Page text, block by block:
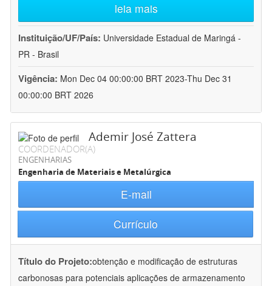
leia mais
Instituição/UF/País: Universidade Estadual de Maringá -
PR - Brasil
Vigência: Mon Dec 04 00:00:00 BRT 2023-Thu Dec 31
00:00:00 BRT 2026
Ademir José Zattera
COORDENADOR(A)
ENGENHARIAS
Engenharia de Materiais e Metalúrgica
E-mail
Currículo
Título do Projeto:obtenção e modificação de estruturas
carbonosas para potenciais aplicações de armazenamento